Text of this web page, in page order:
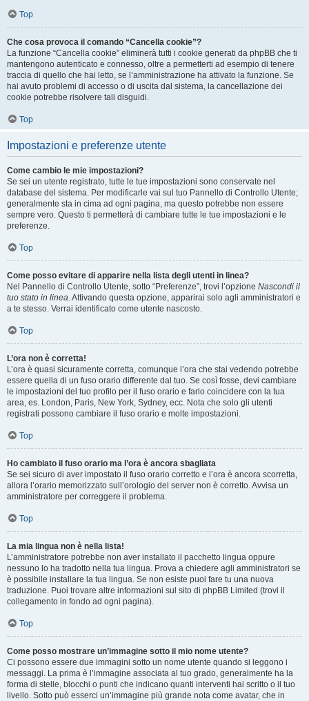
Top
Che cosa provoca il comando “Cancella cookie”?
La funzione “Cancella cookie” eliminerà tutti i cookie generati da phpBB che ti
mantengono autenticato e connesso, oltre a permetterti ad esempio di tenere
traccia di quello che hai letto, se l’amministrazione ha attivato la funzione. Se
hai avuto problemi di accesso o di uscita dal sistema, la cancellazione dei
cookie potrebbe risolvere tali disguidi.
Top
Impostazioni e preferenze utente
Come cambio le mie impostazioni?
Se sei un utente registrato, tutte le tue impostazioni sono conservate nel
database del sistema. Per modificarle vai sul tuo Pannello di Controllo Utente;
generalmente sta in cima ad ogni pagina, ma questo potrebbe non essere
sempre vero. Questo ti permetterà di cambiare tutte le tue impostazioni e le
preferenze.
Top
Come posso evitare di apparire nella lista degli utenti in linea?
Nel Pannello di Controllo Utente, sotto “Preferenze”, trovi l’opzione Nascondi il
tuo stato in linea. Attivando questa opzione, apparirai solo agli amministratori e
a te stesso. Verrai identificato come utente nascosto.
Top
L’ora non è corretta!
L’ora è quasi sicuramente corretta, comunque l’ora che stai vedendo potrebbe
essere quella di un fuso orario differente dal tuo. Se così fosse, devi cambiare
le impostazioni del tuo profilo per il fuso orario e farlo coincidere con la tua
area, es. London, Paris, New York, Sydney, ecc. Nota che solo gli utenti
registrati possono cambiare il fuso orario e molte impostazioni.
Top
Ho cambiato il fuso orario ma l’ora è ancora sbagliata
Se sei sicuro di aver impostato il fuso orario corretto e l’ora è ancora scorretta,
allora l’orario memorizzato sull’orologio del server non è corretto. Avvisa un
amministratore per correggere il problema.
Top
La mia lingua non è nella lista!
L’amministratore potrebbe non aver installato il pacchetto lingua oppure
nessuno lo ha tradotto nella tua lingua. Prova a chiedere agli amministratori se
è possibile installare la tua lingua. Se non esiste puoi fare tu una nuova
traduzione. Puoi trovare altre informazioni sul sito di phpBB Limited (trovi il
collegamento in fondo ad ogni pagina).
Top
Come posso mostrare un’immagine sotto il mio nome utente?
Ci possono essere due immagini sotto un nome utente quando si leggono i
messaggi. La prima è l’immagine associata al tuo grado, generalmente ha la
forma di stelle, blocchi o punti che indicano quanti interventi hai scritto o il tuo
livello. Sotto può esserci un’immagine più grande nota come avatar, che in